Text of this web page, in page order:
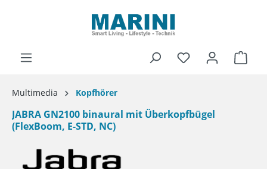
Multimedia Kopfhörer
JABRA GN2100 binaural mit Überkopfbügel
(FlexBoom, E-STD, NC)